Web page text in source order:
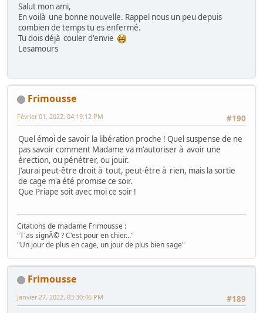
Salut mon ami,
En voilà une bonne nouvelle. Rappel nous un peu depuis
combien de temps tu es enfermé.
Tu dois déjà couler d'envie
Lesamours
Frimousse
#190
Février 01, 2022, 04:19:12 PM
Quel émoi de savoir la libération proche ! Quel suspense de ne
pas savoir comment Madame va m'autoriser à avoir une
érection, ou pénétrer, ou jouir.
J'aurai peut-être droit à tout, peut-être à rien, mais la sortie
de cage m'a été promise ce soir.
Que Priape soit avec moi ce soir !
Citations de madame Frimousse :
"T'as signÃ© ? C'est pour en chier..."
"Un jour de plus en cage, un jour de plus bien sage"
Frimousse
#189
Janvier 27, 2022, 03:30:46 PM